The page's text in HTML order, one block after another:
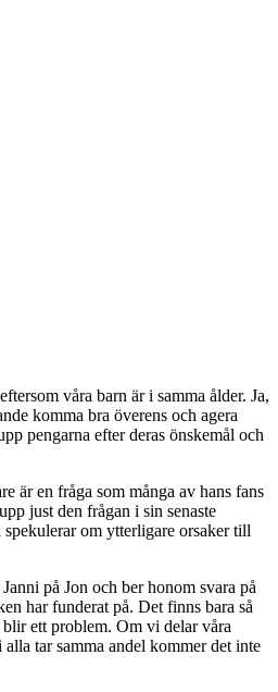
våra barn är i samma ålder. Ja,
komma bra överens och agera
pengarna efter deras önskemål och
är en fråga som många av hans fans
just den frågan i sin senaste
om ytterligare orsaker till
på Jon och ber honom svara på
har funderat på. Det finns bara så
ett problem. Om vi delar våra
tar samma andel kommer det inte